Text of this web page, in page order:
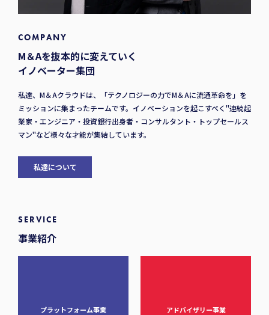
COMPANY
M＆Aを抜本的に変えていく
イノベーター集団
私達、M＆Aクラウドは、「テクノロジーの力でM＆Aに流通革命を」を
ミッションに集まったチームです。イノベーションを起こすべく"連続起
業家・エンジニア・投資銀行出身者・コンサルタント・トップセールス
マン"など様々な才能が集結しています。
私達について
SERVICE
事業紹介
プラットフォーム事業 アドバイザリー事業